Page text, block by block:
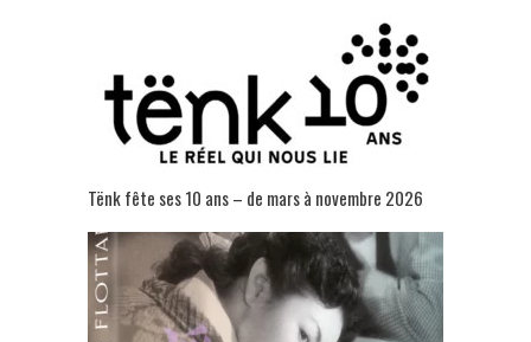
Tënk fête ses 10 ans – de mars à novembre 2026